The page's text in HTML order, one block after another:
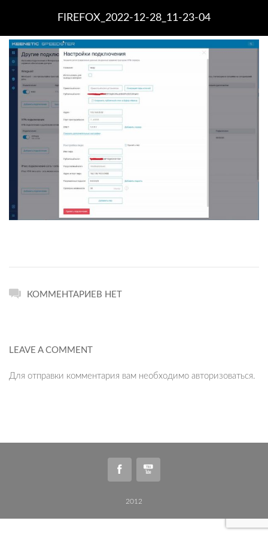
FIREFOX_2022-12-28_11-23-04
КОММЕНТАРИЕВ НЕТ
LEAVE A COMMENT
Для отправки комментария вам необходимо авторизоваться.
2012